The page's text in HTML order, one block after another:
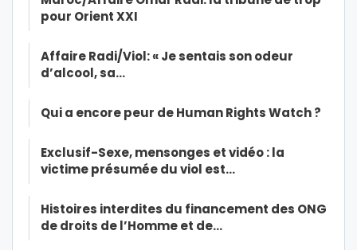
pour Orient XXI
Affaire Radi/Viol: « Je sentais son odeur
d’alcool, sa…
Qui a encore peur de Human Rights Watch ?
Exclusif-Sexe, mensonges et vidéo : la
victime présumée du viol est…
Histoires interdites du financement des ONG
de droits de l’Homme et de…